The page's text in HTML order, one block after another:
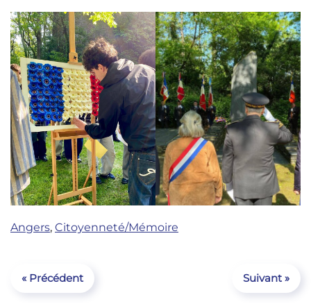
Angers, Citoyenneté/Mémoire
« Précédent Suivant »